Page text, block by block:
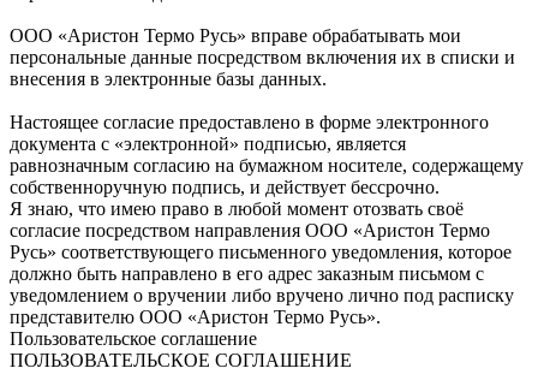
ООО «Аристон Термо Русь» вправе обрабатывать мои
персональные данные посредством включения их в списки и
внесения в электронные базы данных.
Настоящее согласие предоставлено в форме электронного
документа с «электронной» подписью, является
равнозначным согласию на бумажном носителе, содержащему
собственноручную подпись, и действует бессрочно.
Я знаю, что имею право в любой момент отозвать своё
согласие посредством направления ООО «Аристон Термо
Русь» соответствующего письменного уведомления, которое
должно быть направлено в его адрес заказным письмом с
уведомлением о вручении либо вручено лично под расписку
представителю ООО «Аристон Термо Русь».
Пользовательское соглашение
ПОЛЬЗОВАТЕЛЬСКОЕ СОГЛАШЕНИЕ